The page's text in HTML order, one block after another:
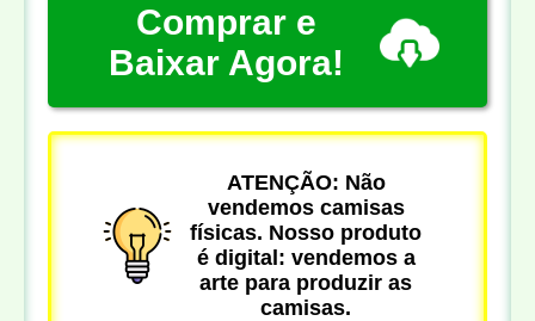
Comprar e
Baixar Agora!
ATENÇÃO: Não
vendemos camisas
físicas. Nosso produto
é digital: vendemos a
arte para produzir as
camisas.